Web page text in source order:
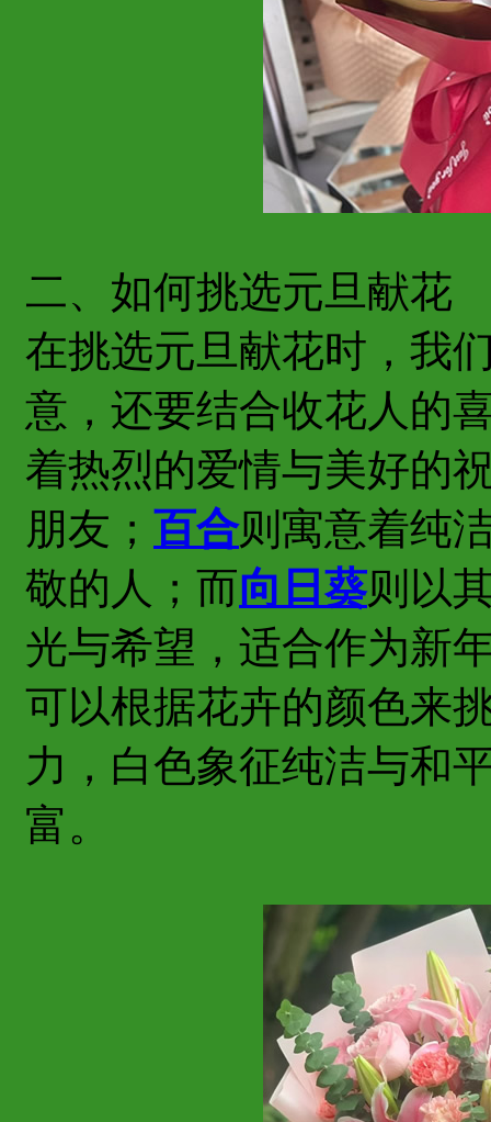
二、如何挑选元旦献花
在挑选元旦献花时，我
意，还要结合收花人的
着热烈的爱情与美好的
朋友； 百合则寓意着纯
敬的人；而向日葵则以
光与希望，适合作为新
可以根据花卉的颜色来
力，白色象征纯洁与和
富。